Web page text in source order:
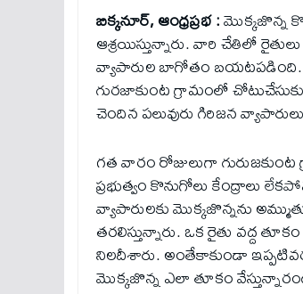
బిక్కనూర్, ఆంధ్రప్రభ :మొక్కజొన్న
ఆశ్రయిస్తున్నారు. వారి చేతిలో
వ్యాపారుల బాగోతం బయటపడింది.
గురజాకుంట గ్రామంలో
చెందిన పలువురు గిరిజన
గత వారం రోజులుగా
ప్రభుత్వం కొనుగోలు కేంద్రాలు
వ్యాపారులకు మొక్కజొన్నను
తరలిస్తున్నారు. ఒక రైతు వద్ద
నిలదీశారు. అంతేకాకుండా
మొక్కజొన్న ఎలా తూకం